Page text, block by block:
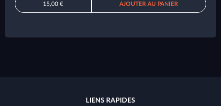
15,00 € AJOUTER AU PANIER
LIENS RAPIDES